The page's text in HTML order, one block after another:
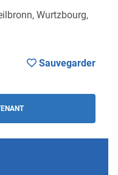
Wurtzbourg,
Sauvegarder